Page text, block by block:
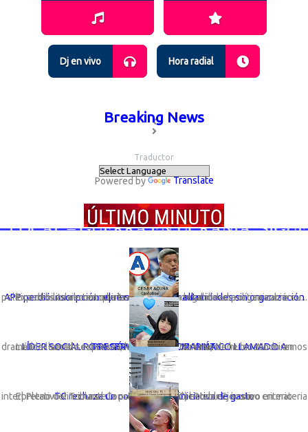
Dj en vivo Hora radial
Breaking News
Traductor
Powered by Translate
– GUERRA EN UCRANIA; SIGUEN
APP perdió inscripción: el riesgo de elegir autoridades sin organización que responda por ellas
Expertos advierten que la desaparición legal de una organización política debilita el control interno y la responsabilidad política sobre su...
LÍDER SOCIAL ROSA GÓMEZ LANZA DRAMÁTICO LLAMADO A PRESERVAR LA VIDA MARINA
La líder social sechurana; Rosa Gómez Nunura, viene lanzando un dramático llamado expresando: “Basta de cortinas de humo. No miremos a otro ...
TC rechaza un congreso con iniciativa de gasto
El Pleno del Tribunal Constitucional (TC) estableció como criterio interpretativo vinculante la preeminencia del Poder Ejecutivo en materia ...